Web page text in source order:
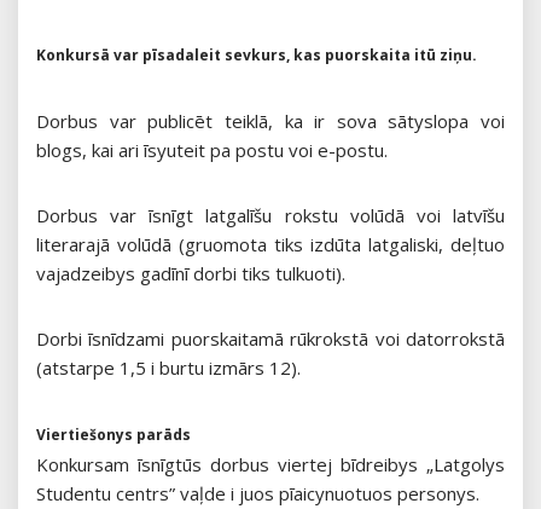
Konkursā var pīsadaleit sevkurs, kas puorskaita itū ziņu.
Dorbus var publicēt teiklā, ka ir sova sātyslopa voi
blogs, kai ari īsyuteit pa postu voi e-postu.
Dorbus var īsnīgt latgalīšu rokstu volūdā voi latvīšu
literarajā volūdā (gruomota tiks izdūta latgaliski, deļtuo
vajadzeibys gadīnī dorbi tiks tulkuoti).
Dorbi īsnīdzami puorskaitamā rūkrokstā voi datorrokstā
(atstarpe 1,5 i burtu izmārs 12).
Viertiešonys parāds
Konkursam īsnīgtūs dorbus viertej bīdreibys „Latgolys
Studentu centrs” vaļde i juos pīaicynuotuos personys.